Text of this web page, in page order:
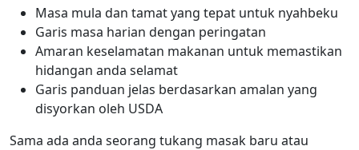
Masa mula dan tamat yang tepat untuk nyahbeku
Garis masa harian dengan peringatan
Amaran keselamatan makanan untuk memastikan
hidangan anda selamat
Garis panduan jelas berdasarkan amalan yang
disyorkan oleh USDA
Sama ada anda seorang tukang masak baru atau